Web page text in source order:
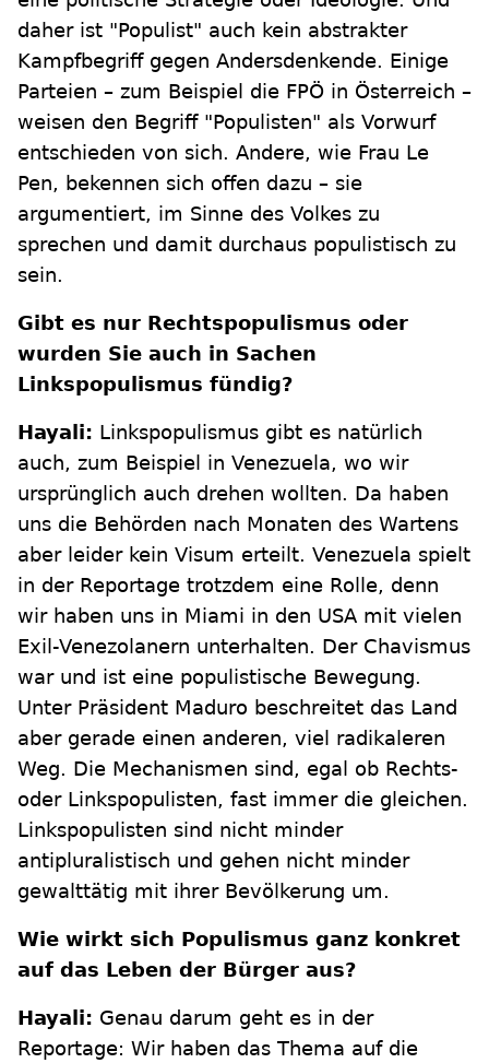
daher ist "Populist" auch kein abstrakter
Kampfbegriff gegen Andersdenkende. Einige
Parteien – zum Beispiel die FPÖ in Österreich –
weisen den Begriff "Populisten" als Vorwurf
entschieden von sich. Andere, wie Frau Le
Pen, bekennen sich offen dazu – sie
argumentiert, im Sinne des Volkes zu
sprechen und damit durchaus populistisch zu
sein.
Gibt es nur Rechtspopulismus oder
wurden Sie auch in Sachen
Linkspopulismus fündig?
Hayali: Linkspopulismus gibt es natürlich
auch, zum Beispiel in Venezuela, wo wir
ursprünglich auch drehen wollten. Da haben
uns die Behörden nach Monaten des Wartens
aber leider kein Visum erteilt. Venezuela spielt
in der Reportage trotzdem eine Rolle, denn
wir haben uns in Miami in den USA mit vielen
Exil-Venezolanern unterhalten. Der Chavismus
war und ist eine populistische Bewegung.
Unter Präsident Maduro beschreitet das Land
aber gerade einen anderen, viel radikaleren
Weg. Die Mechanismen sind, egal ob Rechts-
oder Linkspopulisten, fast immer die gleichen.
Linkspopulisten sind nicht minder
antipluralistisch und gehen nicht minder
gewalttätig mit ihrer Bevölkerung um.
Wie wirkt sich Populismus ganz konkret
auf das Leben der Bürger aus?
Hayali: Genau darum geht es in der
Reportage: Wir haben das Thema auf die